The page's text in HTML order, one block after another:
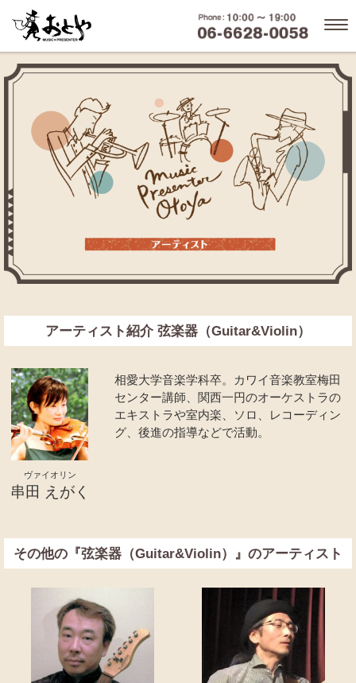
アーティスト紹介 弦楽器（Guitar&Violin）
相愛大学音楽学科卒。カワイ音楽教室梅田
センター講師、関西一円のオーケストラの
エキストラや室内楽、ソロ、レコーディン
グ、後進の指導などで活動。
ヴァイオリン
串田 えがく
その他の『弦楽器（Guitar&Violin）』のアーティスト